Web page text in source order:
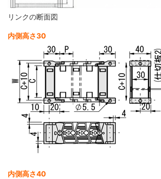
リンクの断面図
内側高さ30
内側高さ40